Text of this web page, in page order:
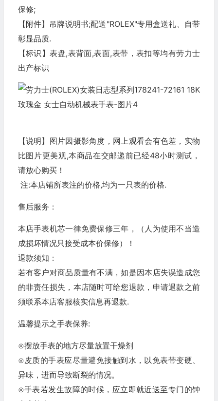
保修;
【附件】吊牌说明书;配送"ROLEX"专用盒送礼、自带
彰显品质.
【标识】表盘,表背面,表面,表带，表扣等均有劳力士
出产标识
【说明】图片因摄影角度，网上观看会有色差，实物
比图片更美观,本商品在交邮递前已经48小时测试，
请放心购买！
注:本店铺所表注的价格,均为一只表的价格.
售后服务：
本店手表机芯一律免费保修三年，（人为使用不当造
成损坏情况只接受成本价保修）！
退款须知：
若有客户对商品质量有不满，如是因本店失误造成您
的非责任损失，本店随时可给您退款，申请退款之前
须联系本店客服核实信息再退款.
温馨提示之手表保养:
⊙摆放手表的地方尽量放置干燥剂
⊙皮质的手表应尽量避免接触到水，以免表带变硬、
异味，进而导致断裂的情况。
⊙手表若发生故障的时候，应立即就近送至专门的钟